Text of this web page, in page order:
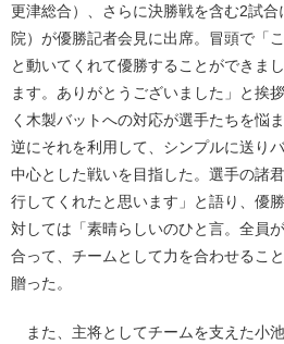
更津総合）、さらに決勝戦を含む2試
院）が優勝記者会見に出席。冒頭で「
と動いてくれて優勝することができま
ます。ありがとうございました」と挨
く木製バットへの対応が選手たちを悩
逆にそれを利用して、シンプルに送り
中心とした戦いを目指した。選手の諸
行してくれたと思います」と語り、優
対しては「素晴らしいのひと言。全員
合って、チームとして力を合わせるこ
贈った。
また、主将としてチームを支えた小